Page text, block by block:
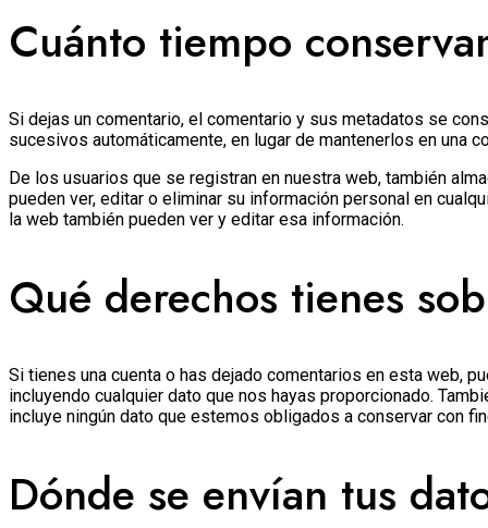
Cuánto tiempo
Si dejas un comentario, el comentario y sus metadatos se
sucesivos automáticamente, en lugar de mantenerlos en una
De los usuarios que se registran en nuestra web, también
pueden ver, editar o eliminar su información personal en
la web también pueden ver y editar esa información.
Qué derechos tienes
Si tienes una cuenta o has dejado comentarios en esta web,
incluyendo cualquier dato que nos hayas proporcionado.
incluye ningún dato que estemos obligados a conservar con
Dónde se envían tus